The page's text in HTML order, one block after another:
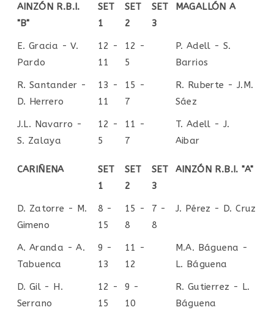
AINZÓN R.B.I.
"B"
SET
1
SET
2
SET
3
MAGALLÓN A
E. Gracia - V.
Pardo
12 -
11
12 -
5
P. Adell - S.
Barrios
R. Santander -
D. Herrero
13 -
11
15 -
7
R. Ruberte - J.M.
Sáez
J.L. Navarro -
S. Zalaya
12 -
5
11 -
7
T. Adell - J.
Aibar
CARIÑENA
SET
1
SET
2
SET
3
AINZÓN R.B.I. "A"
D. Zatorre - M.
Gimeno
8 -
15
15 -
8
7 -
8
J. Pérez - D. Cruz
A. Aranda - A.
Tabuenca
9 -
13
11 -
12
M.A. Báguena -
L. Báguena
D. Gil - H.
Serrano
12 -
15
9 -
10
R. Gutierrez - L.
Báguena